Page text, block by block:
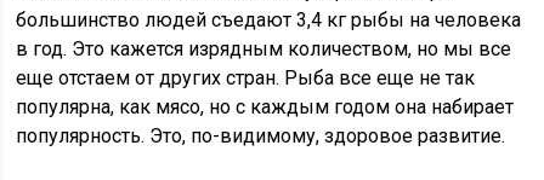
большинство людей съедают 3,4 кг рыбы на человека
в год. Это кажется изрядным количеством, но мы все
еще отстаем от других стран. Рыба все еще не так
популярна, как мясо, но с каждым годом она набирает
популярность. Это, по-видимому, здоровое развитие.